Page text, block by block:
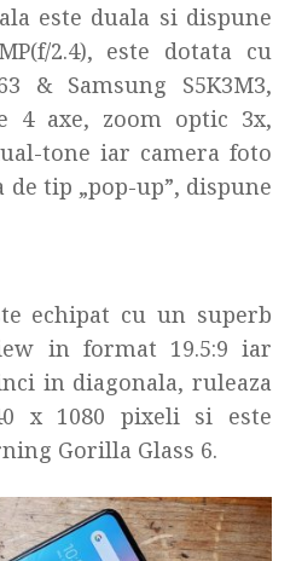
este duala si dispune
2.4), este dotata cu
& Samsung S5K3M3,
4 axe, zoom optic 3x,
tone iar camera foto
de tip „pop-up”, dispune
echipat cu un superb
in format 19.5:9 iar
in diagonala, ruleaza
x 1080 pixeli si este
Gorilla Glass 6.